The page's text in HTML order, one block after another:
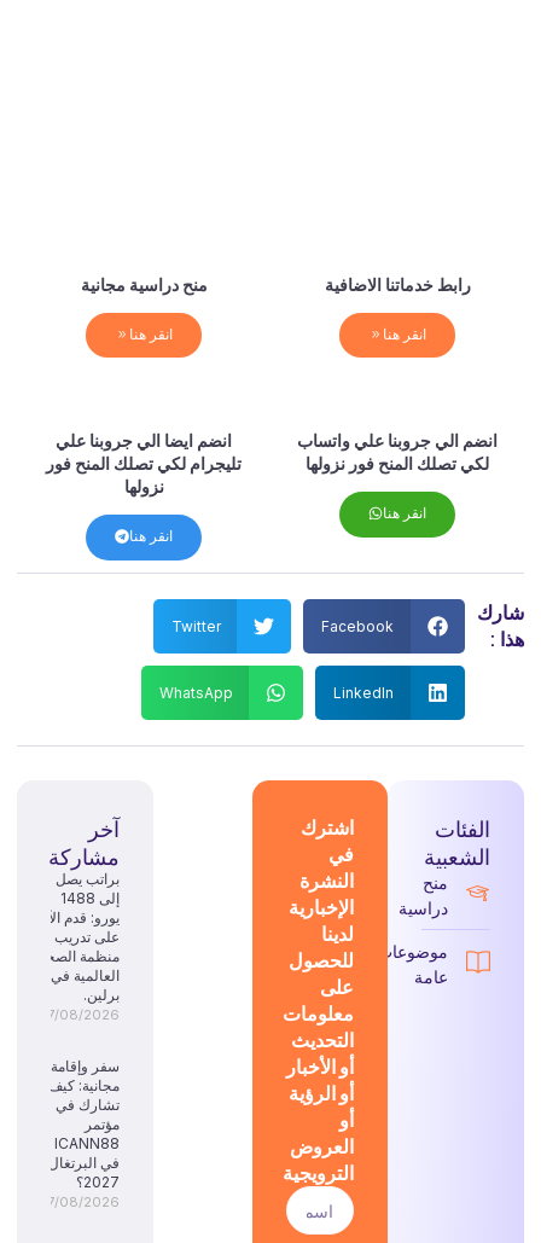
رابط خدماتنا الاضافية
انقر هنا
منح دراسية مجانية
انقر هنا
انضم الي جروبنا علي واتساب
لكي تصلك المنح فور نزولها
انقر هنا
انضم ايضا الي جروبنا علي
تليجرام لكي تصلك المنح فور
نزولها
انقر هنا
شارك
هذا :
Facebook
Twitter
LinkedIn
WhatsApp
الفئات
الشعبية
منح
دراسية
موضوعات
عامة
اشترك
في
النشرة
الإخبارية
لدينا
للحصول
على
معلومات
التحديث
أو الأخبار
أو الرؤية
أو
العروض
الترويجية
آخر
مشاركة
براتب يصل
إلى 1488
يورو: قدم الآن
على تدريب
منظمة الصحة
العالمية في
برلين.
07/08/2026
سفر وإقامة
مجانية: كيف
تشارك في
مؤتمر
ICANN88
في البرتغال
2027؟
07/08/2026